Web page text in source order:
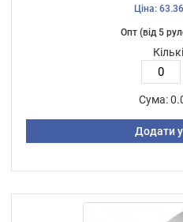
Ціна:
Опт (від 5
Сума:
Додати